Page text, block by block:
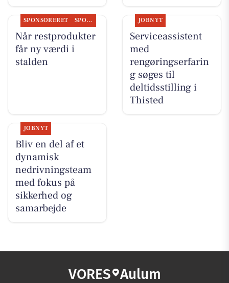
SPONSORERET SPONSORERET INDHOLD
Når restprodukter
får ny værdi i
stalden
JOBNYT
Serviceassistent
med
rengøringserfarin
g søges til
deltidsstilling i
Thisted
JOBNYT
Bliv en del af et
dynamisk
nedrivningsteam
med fokus på
sikkerhed og
samarbejde
VORES Aulum